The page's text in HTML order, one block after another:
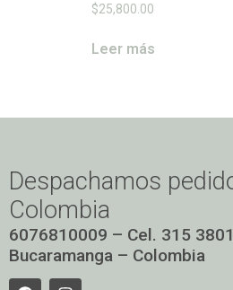
$25,800.00
Leer más
Despachamos
Colombia
6076810009 – Cel. 315
Bucaramanga – Colombia